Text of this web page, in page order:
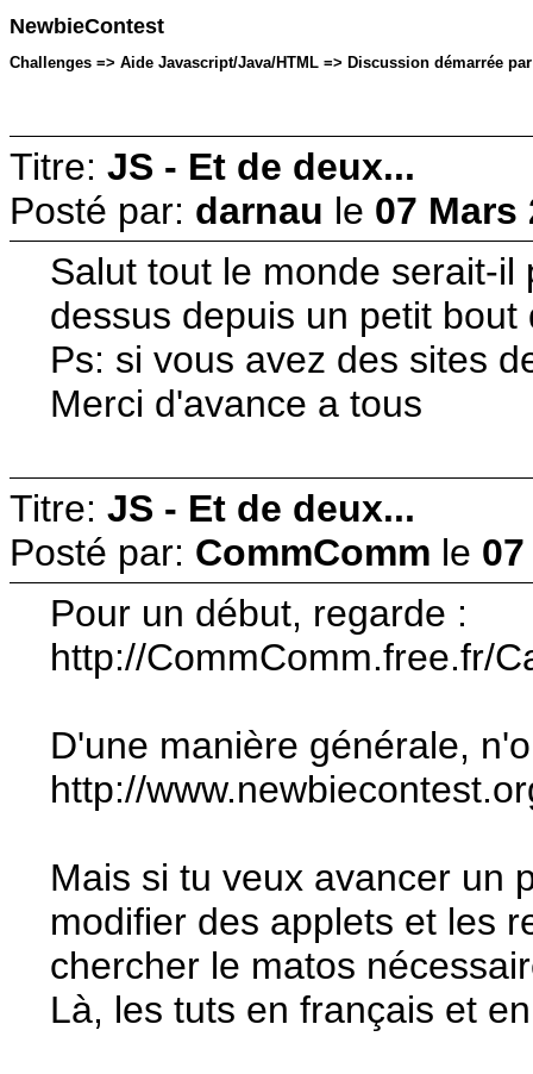
NewbieContest
Challenges => Aide Javascript/Java/HTML => Discussion démarrée
Titre: JS - Et de deux...
Posté par: darnau le 07 Mars
Salut tout le monde serait-
dessus depuis un petit bout
Ps: si vous avez des sites
Merci d'avance a tous
Titre: JS - Et de deux...
Posté par: CommComm le
Pour un début, regarde :
http://CommComm.free.fr/
D'une manière générale,
http://
Mais si tu veux avancer un
modifier des applets et les
chercher le matos
Là, les tuts en français et